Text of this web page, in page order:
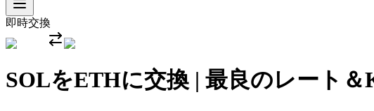
即時交換
SOLをETHに交換 | 最良のレート＆